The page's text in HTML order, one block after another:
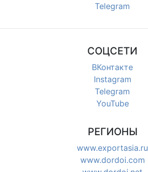
Telegram
СОЦСЕТИ
ВКонтакте
Instagram
Telegram
YouTube
РЕГИОНЫ
www.exportasia.ru
www.dordoi.com